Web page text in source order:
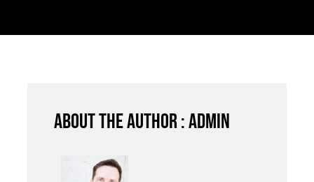
About the author : admin